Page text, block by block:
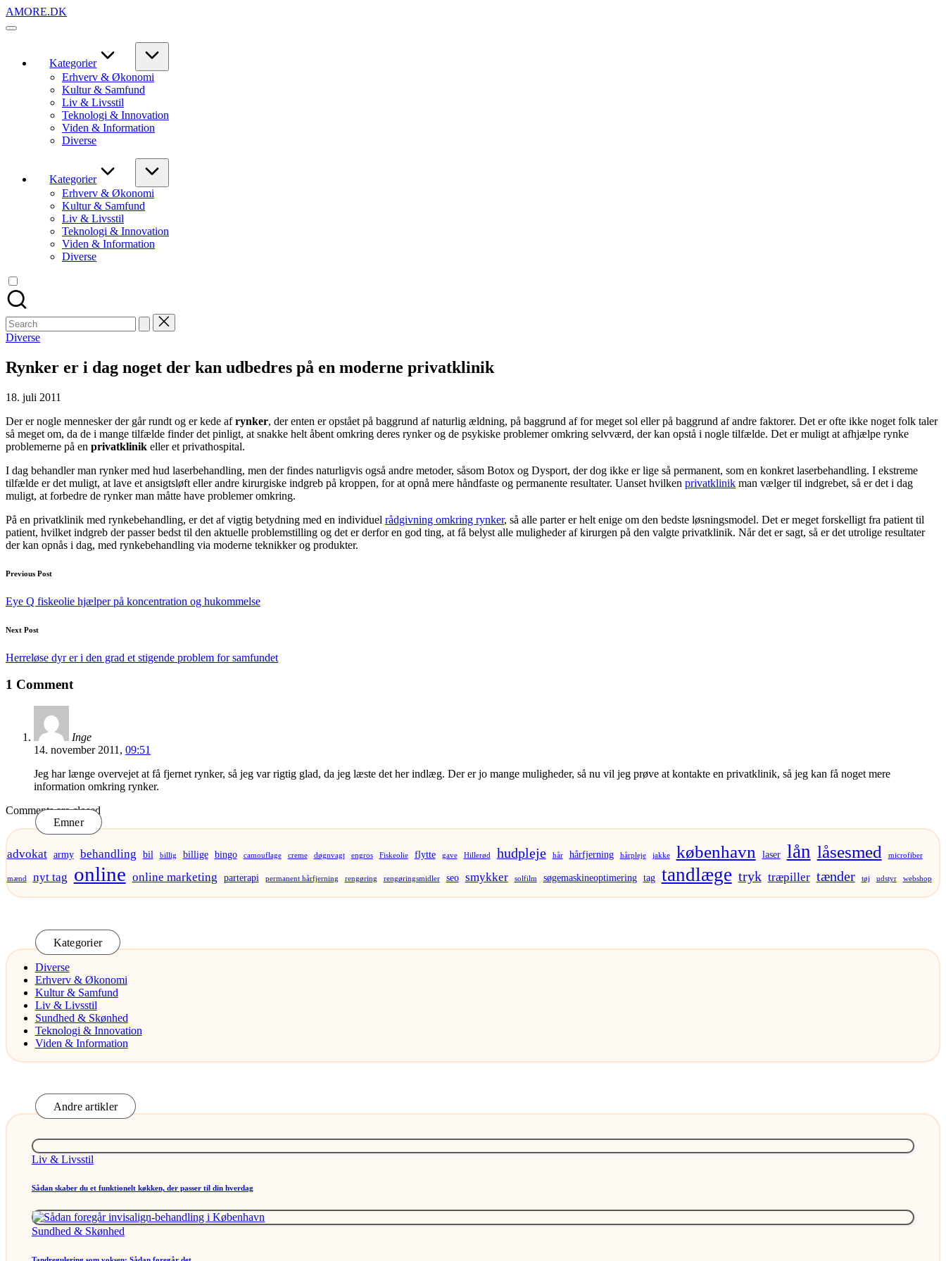
Skip
to
AMORE.DK
For
Kategorier
Erhverv & Økonomi
Kultur & Samfund
Liv & Livsstil
Teknologi & Innovation
Viden & Information
Diverse
Kategorier
Erhverv & Økonomi
Kultur & Samfund
Liv & Livsstil
Teknologi & Innovation
Viden & Information
Diverse
Search
for:
Posted
Diverse
Rynker er i dag noget der kan udbedres på en moderne privatklinik
18. juli 2011
Der er nogle mennesker der går rundt og er kede afrynker, der enten er opstået på baggrund af naturlig ældning, på baggrund af for meget sol eller på baggrund af andre faktorer. Det er ofte ikke noget folk taler
så meget om, da de i mange tilfælde finder det pinligt, at snakke helt åbent omkring deres rynker og de psykiske problemer omkring selvværd, der kan opstå i nogle tilfælde. Det er muligt at afhjælpe rynke
problemerne på en privatklinik eller et privathospital.
I dag behandler man rynker med hud laserbehandling, men der findes naturligvis også andre metoder, såsom Botox og Dysport, der dog ikke er lige så permanent, som en konkret laserbehandling. I ekstreme
tilfælde er det muligt, at lave et ansigtsløft eller andre kirurgiske indgreb på kroppen, for at opnå mere håndfaste og permanente resultater. Uanset hvilken privatklinik man vælger til indgrebet, så er det i dag
muligt, at forbedre de rynker man måtte have problemer omkring.
På en privatklinik med rynkebehandling, er det af vigtig betydning med en individuel rådgivning omkring rynker, så alle parter er helt enige om den bedste løsningsmodel. Det er meget forskelligt fra patient til
patient, hvilket indgreb der passer bedst til den aktuelle problemstilling og det er derfor en god ting, at få belyst alle muligheder af kirurgen på den valgte privatklinik. Når det er sagt, så er det utrolige resultater
der kan opnås i dag, med rynkebehandling via moderne teknikker og produkter.
Post
navigation
Previous Post
Eye Q fiskeolie hjælper på koncentration og hukommelse
Next Post
Herreløse dyr er i den grad et stigende problem for samfundet
1 Comment
Inge
14. november 2011, 09:51
Jeg har længe overvejet at få fjernet rynker, så jeg var rigtig glad, da jeg læste det her indlæg. Der er jo mange muligheder, så nu vil jeg prøve at kontakte en privatklinik, så jeg kan få noget mere
information omkring rynker.
Comments are closed
Emner
advokat army behandling bil billig billige bingo camouflage creme døgnvagt engros Fiskeolie flytte gave Hillerød hudpleje hår hårfjerning hårpleje jakke københavn laser lån låsesmed microfiber
mænd nyt tag online online marketing parterapi permanent hårfjerning rengøring rengøringsmidler seo smykker solfilm søgemaskineoptimering tag tandlæge tryk træpiller tænder tøj udstyr webshop
Kategorier
Diverse
Erhverv & Økonomi
Kultur & Samfund
Liv & Livsstil
Sundhed & Skønhed
Teknologi & Innovation
Viden & Information
Andre artikler
Posted
Liv & Livsstil
Sådan skaber du et funktionelt køkken, der passer til din hverdag
Posted
Sundhed & Skønhed
Tandregulering som voksen: Sådan foregår det